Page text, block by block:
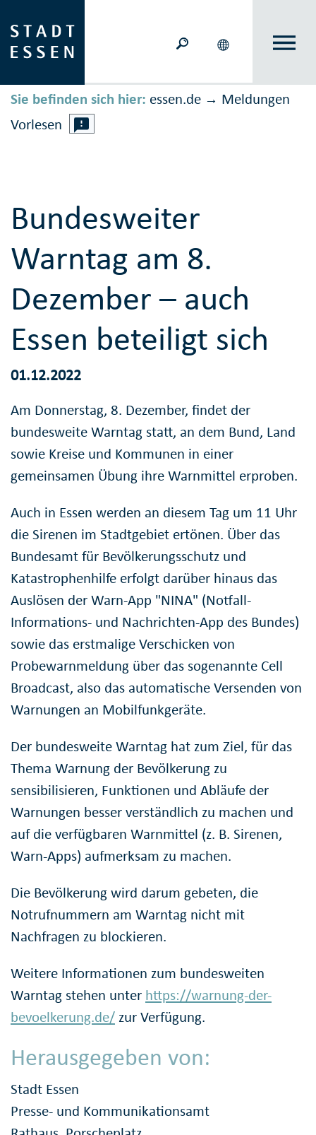
Sie befinden sich hier: essen.de → Meldungen
Vorlesen
Bundesweiter
Warntag am 8.
Dezember – auch
Essen beteiligt sich
01.12.2022
Am Donnerstag, 8. Dezember, findet der
bundesweite Warntag statt, an dem Bund, Land
sowie Kreise und Kommunen in einer
gemeinsamen Übung ihre Warnmittel erproben.
Auch in Essen werden an diesem Tag um 11 Uhr
die Sirenen im Stadtgebiet ertönen. Über das
Bundesamt für Bevölkerungsschutz und
Katastrophenhilfe erfolgt darüber hinaus das
Auslösen der Warn-App "NINA" (Notfall-
Informations- und Nachrichten-App des Bundes)
sowie das erstmalige Verschicken von
Probewarnmeldung über das sogenannte Cell
Broadcast, also das automatische Versenden von
Warnungen an Mobilfunkgeräte.
Der bundesweite Warntag hat zum Ziel, für das
Thema Warnung der Bevölkerung zu
sensibilisieren, Funktionen und Abläufe der
Warnungen besser verständlich zu machen und
auf die verfügbaren Warnmittel (z. B. Sirenen,
Warn-Apps) aufmerksam zu machen.
Die Bevölkerung wird darum gebeten, die
Notrufnummern am Warntag nicht mit
Nachfragen zu blockieren.
Weitere Informationen zum bundesweiten
Warntag stehen unter https://warnung-der-
bevoelkerung.de/ zur Verfügung.
Herausgegeben von:
Stadt Essen
Presse- und Kommunikationsamt